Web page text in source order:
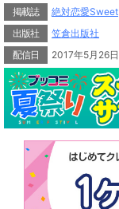
掲載誌
絶対恋愛Sweet
出版社
笠倉出版社
配信日
2017年5月26日